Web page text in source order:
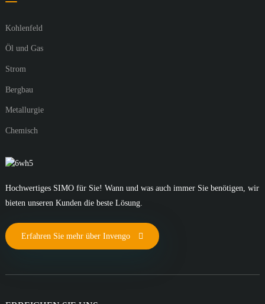
Kohlenfeld
Öl und Gas
Strom
Bergbau
Metallurgie
Chemisch
Hochwertiges SIMO für Sie! Wann und was auch immer Sie benötigen, wir
bieten unseren Kunden die beste Lösung.
Erfahren Sie mehr über Invengo